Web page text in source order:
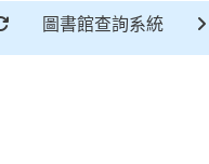
重新取得佈景設定
圖書館查詢系統